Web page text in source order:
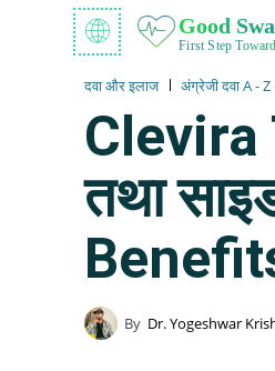
Good
First Step
दवा और इलाज अंग्रेजी दवा A - Z
Clevira
तथा
By Dr. Yogeshwar